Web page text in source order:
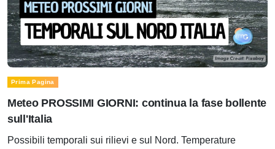
Prima Pagina
Meteo PROSSIMI GIORNI: continua la fase bollente
sull'Italia
Possibili temporali sui rilievi e sul Nord. Temperature